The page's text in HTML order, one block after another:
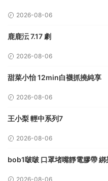
2026-08-06
鹿鹿沄 7.17 劇
2026-08-06
甜菜小怡 12min白襪抓撓純享
2026-08-06
王小梨 輕中系列7
2026-08-06
bob1啵啵 口罩堵嘴靜電膠帶 綁
2026-08-06